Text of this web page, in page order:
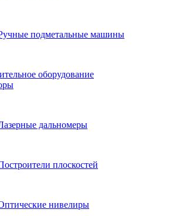
подметальные машины
оборудование
дальномеры
плоскостей
нивелиры